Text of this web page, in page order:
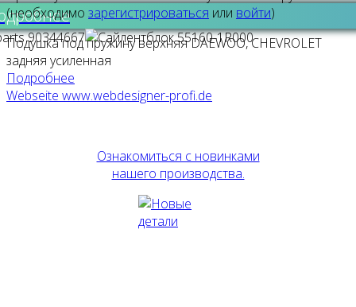
(необходимо зарегистрироваться или войти)
Подушка под пружину верхняя DAEWOO, CHEVROLET
задняя усиленная
Подробнее
Webseite www.webdesigner-profi.de
Ознакомиться с новинками
нашего производства.